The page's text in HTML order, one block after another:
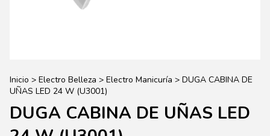
Inicio > Electro Belleza > Electro Manicuría > DUGA CABINA DE
UÑAS LED 24 W (U3001)
DUGA CABINA DE UÑAS LED